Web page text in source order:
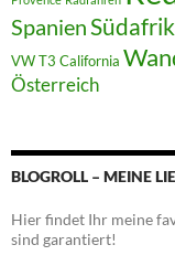
Spanien
VW T3 California
Österreich
BLOGROLL – MEINE
Hier findet Ihr meine
sind garantiert!